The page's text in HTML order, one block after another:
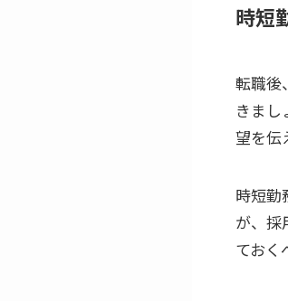
時短
転職後
きまし
望を伝
時短勤
が、採
ておく